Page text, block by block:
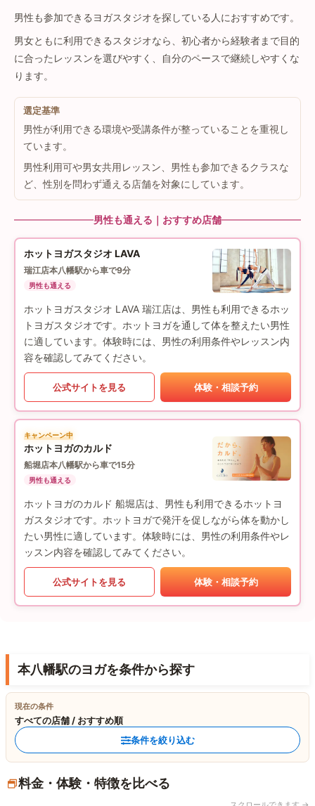
男性も参加できるヨガスタジオを探している人におすすめです。
男女ともに利用できるスタジオなら、初心者から経験者まで目的
に合ったレッスンを選びやすく、自分のペースで継続しやすくな
ります。
選定基準
男性が利用できる環境や受講条件が整っていることを重視し
ています。
男性利用可や男女共用レッスン、男性も参加できるクラスな
ど、性別を問わず通える店舗を対象にしています。
男性も通える｜おすすめ店舗
ホットヨガスタジオ LAVA
瑞江店本八幡駅から車で9分
男性も通える
ホットヨガスタジオ LAVA 瑞江店は、男性も利用できるホッ
トヨガスタジオです。ホットヨガを通して体を整えたい男性
に適しています。体験時には、男性の利用条件やレッスン内
容を確認してみてください。
公式サイトを見る 体験・相談予約
キャンペーン中
ホットヨガのカルド
船堀店本八幡駅から車で15分
男性も通える
ホットヨガのカルド 船堀店は、男性も利用できるホットヨ
ガスタジオです。ホットヨガで発汗を促しながら体を動かし
たい男性に適しています。体験時には、男性の利用条件やレ
ッスン内容を確認してみてください。
公式サイトを見る 体験・相談予約
本八幡駅のヨガを条件から探す
現在の条件
すべての店舗 / おすすめ順
条件を絞り込む
料金・体験・特徴を比べる